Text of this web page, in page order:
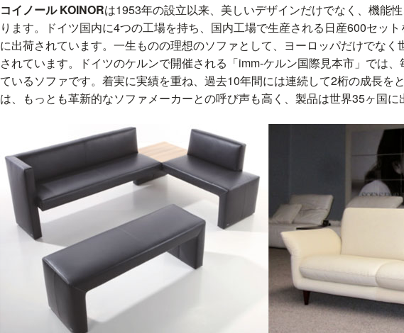
コイノール KOINORは1953年の設立以来、美しいデザインだけでなく、機能
ります。ドイツ国内に4つの工場を持ち、国内工場で生産される日産600セッ
に出荷されています。一生ものの理想のソファとして、ヨーロッパだけでなく
されています。ドイツのケルンで開催される「imm-ケルン国際見本市」では
ているソファです。着実に実績を重ね、過去10年間には連続して2桁の成長を
は、もっとも革新的なソファメーカーとの呼び声も高く、製品は世界35ヶ国に